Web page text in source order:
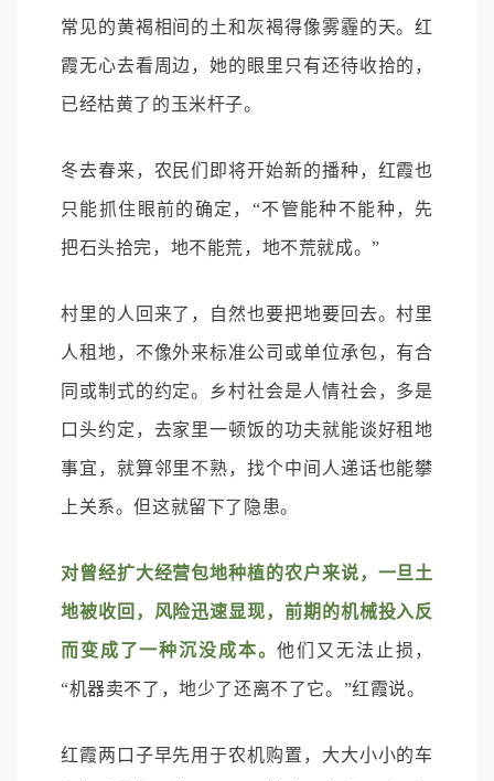
常见的黄褐相间的土和灰褐得像雾霾的天。红
霞无心去看周边，她的眼里只有还待收拾的，
已经枯黄了的玉米杆子。
冬去春来，农民们即将开始新的播种，红霞也
只能抓住眼前的确定，“不管能种不能种，先
把石头拾完，地不能荒，地不荒就成。”
村里的人回来了，自然也要把地要回去。村里
人租地，不像外来标准公司或单位承包，有合
同或制式的约定。乡村社会是人情社会，多是
口头约定，去家里一顿饭的功夫就能谈好租地
事宜，就算邻里不熟，找个中间人递话也能攀
上关系。但这就留下了隐患。
对曾经扩大经营包地种植的农户来说，一旦土
地被收回，风险迅速显现，前期的机械投入反
而变成了一种沉没成本。他们又无法止损，
“机器卖不了，地少了还离不了它。”红霞说。
红霞两口子早先用于农机购置，大大小小的车